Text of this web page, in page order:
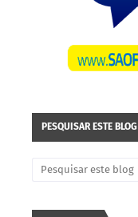
PESQUISAR ESTE BLOG